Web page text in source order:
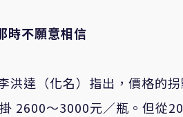
時不願意相信
洪達（化名）指出，價格的
2600～3000元／瓶。但從